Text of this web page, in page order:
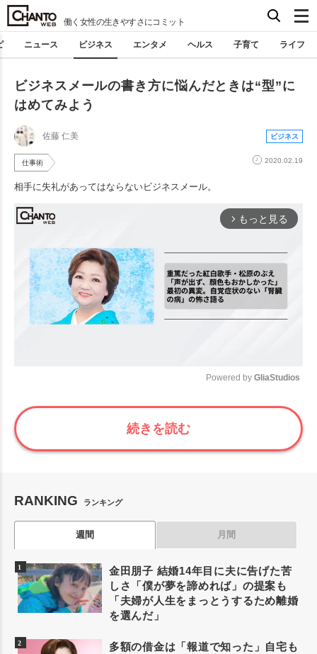
働く女性の生きやすさにコミット
ニュース ビジネス エンタメ ヘルス 子育て ライフ
ビジネスメールの書き方に悩んだときは“型”に
はめてみよう
佐藤 仁美 ビジネス
仕事術 2020.02.19
相手に失礼があってはならないビジネスメール。
arrow_forward_ios もっと見る
Mute
Powered by GliaStudios
続きを読む
RANKING ランキング
週間 月間
金田朋子 結婚14年目に夫に告げた苦
しさ「僕が夢を諦めれば」の提案も
「夫婦が人生をまっとうするため離婚
を選んだ」
多額の借金は「報道で知った」自宅も